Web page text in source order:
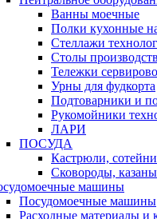
Ванны моечные
Полки кухонные
Стеллажи
Столы
Тележки
Урны для фудкорта
Подтоварники и
Рукомойники
ЛАРИ
ПОСУДА
Кастрюли,
Сковороды, казаны
машины
Посудомоечные машины
Расходные материалы и